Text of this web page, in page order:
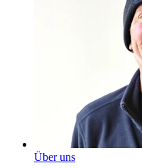
Über uns